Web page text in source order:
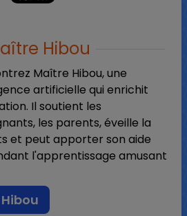
Hibou
Maître Hibou, une
artificielle qui enrichit
Il soutient les
les parents, éveille la
et peut apporter son aide
l'apprentissage amusant